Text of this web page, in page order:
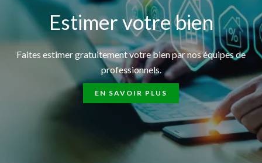
Estimer votre bien
Faites estimer gratuitement votre bien par nos équipes de
professionnels.
EN SAVOIR PLUS